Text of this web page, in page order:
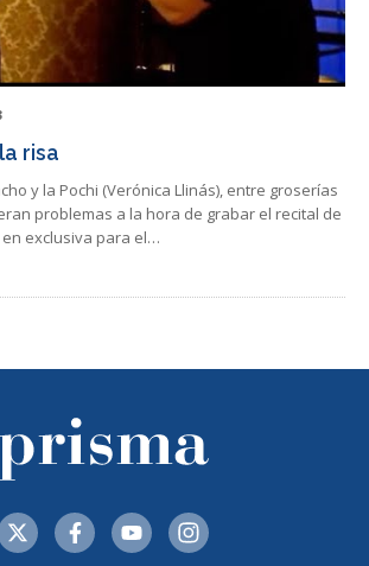
risa
y la Pochi (Verónica Llinás), entre groserías
problemas a la hora de grabar el recital de
en exclusiva para el…